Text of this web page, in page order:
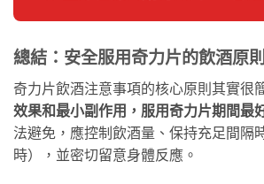
總結：安全服用奇力片的飲酒原則
奇力片飲酒注意事項的核心原則其實很
效果和最小副作用，服用奇力片期間最
法避免，應控制飲酒量、保持充足間隔
時），並密切留意身體反應。